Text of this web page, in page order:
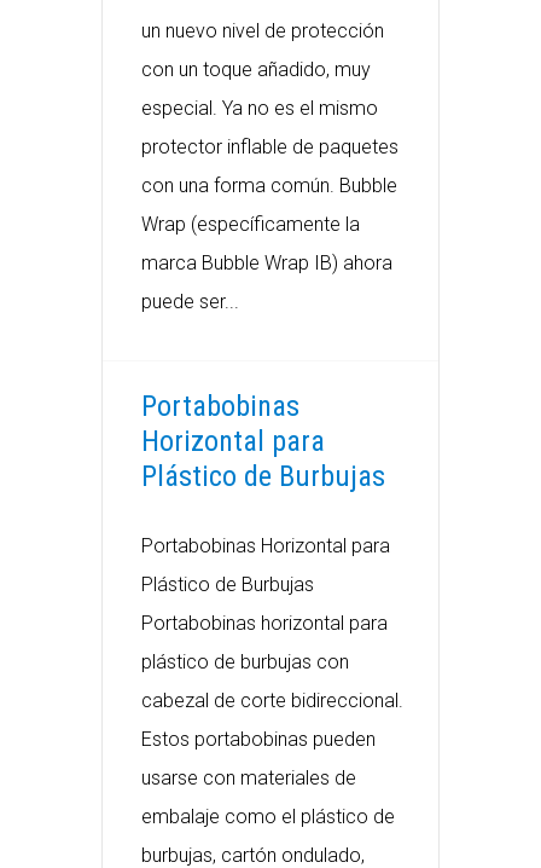
un nuevo nivel de protección
con un toque añadido, muy
especial. Ya no es el mismo
protector inflable de paquetes
con una forma común. Bubble
Wrap (específicamente la
marca Bubble Wrap IB) ahora
puede ser...
Portabobinas
Horizontal para
Plástico de Burbujas
Portabobinas Horizontal para
Plástico de Burbujas
Portabobinas horizontal para
plástico de burbujas con
cabezal de corte bidireccional.
Estos portabobinas pueden
usarse con materiales de
embalaje como el plástico de
burbujas, cartón ondulado,